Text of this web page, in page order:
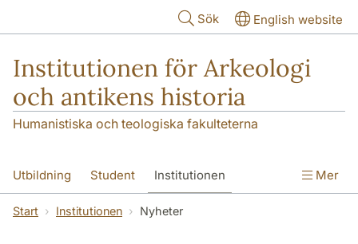
Sök English website
Institutionen för Arkeologi
och antikens historia
Humanistiska och teologiska fakulteterna
Utbildning Student Institutionen
Forskning Kontakt
Mer
Start Institutionen Nyheter